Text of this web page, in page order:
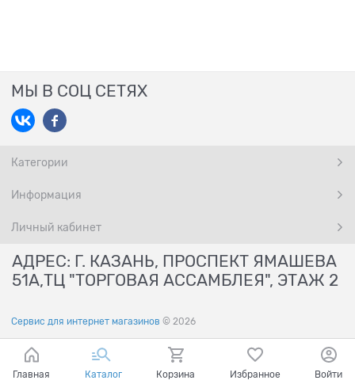
МЫ В СОЦ СЕТЯХ
Категории
Информация
Личный кабинет
АДРЕС: Г. КАЗАНЬ, ПРОСПЕКТ ЯМАШЕВА
51А,ТЦ "ТОРГОВАЯ АССАМБЛЕЯ", ЭТАЖ 2
Сервис для интернет магазинов © 2026
Главная Каталог Корзина Избранное Войти